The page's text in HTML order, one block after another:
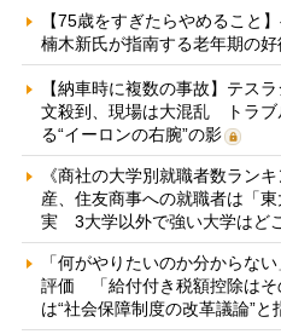
【75歳をすぎたらやめること
楠木新氏が指南する老年期の
【納車時に複数の事故】テス
文殺到、現場は大混乱 トラブ
る“イーロンの右腕”の影
《商社の大学別就職者数ラン
産、住友商事への就職者は「
実 3大学以外で強い大学はど
「何がやりたいのか分からな
評価 「給付付き税額控除はそ
は“社会保障制度の改革議論”と